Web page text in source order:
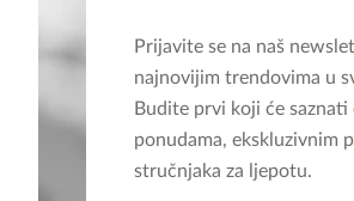
Prijavite se na naš
najnovijim trendovima u
Budite prvi koji će saznati
ponudama, ekskluzivnim
stručnjaka za ljepotu.